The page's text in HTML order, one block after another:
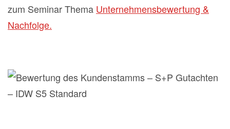
zum Seminar Thema Unternehmensbewertung &
Nachfolge.